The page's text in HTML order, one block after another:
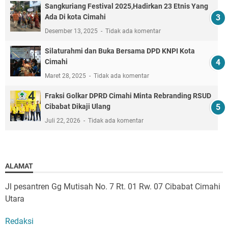
Sangkuriang Festival 2025,Hadirkan 23 Etnis Yang
Ada Di kota Cimahi
Desember 13, 2025 Tidak ada komentar
Silaturahmi dan Buka Bersama DPD KNPI Kota
Cimahi
Maret 28, 2025 Tidak ada komentar
Fraksi Golkar DPRD Cimahi Minta Rebranding RSUD
Cibabat Dikaji Ulang
Juli 22, 2026 Tidak ada komentar
ALAMAT
Jl pesantren Gg Mutisah No. 7 Rt. 01 Rw. 07 Cibabat Cimahi
Utara
Redaksi